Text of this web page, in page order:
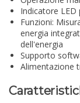
Indicatore LED
Funzioni:
energia
dell'energia
Supporto
Alimentazione